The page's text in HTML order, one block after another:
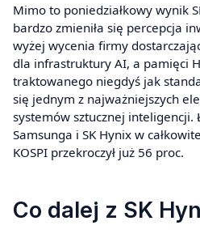
Mimo to poniedziałkowy wynik
bardzo zmieniła się percepcja
wyżej wycenia firmy
dla infrastruktury AI, a pamięci
traktowanego niegdyś jak
się jednym z najważniejszych
systemów sztucznej inteligencji.
Samsunga i SK Hynix w
KOSPI przekroczył już 56 proc.
Co dalej z SK